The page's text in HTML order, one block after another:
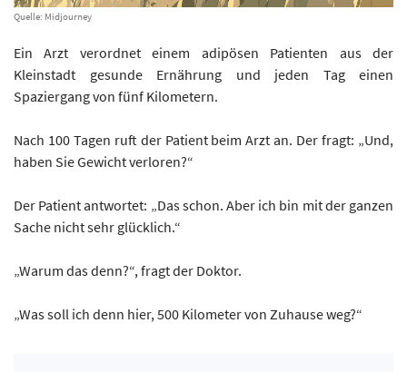
Quelle: Midjourney
Ein Arzt verordnet einem adipösen Patienten aus der
Kleinstadt gesunde Ernährung und jeden Tag einen
Spaziergang von fünf Kilometern.
Nach 100 Tagen ruft der Patient beim Arzt an. Der fragt: „Und,
haben Sie Gewicht verloren?“
Der Patient antwortet: „Das schon. Aber ich bin mit der ganzen
Sache nicht sehr glücklich.“
„Warum das denn?“, fragt der Doktor.
„Was soll ich denn hier, 500 Kilometer von Zuhause weg?“